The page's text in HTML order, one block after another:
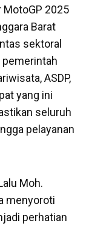
2025
Barat
sektoral
pemerintah
ASDP,
yang ini
seluruh
pelayanan
Moh.
menyoroti
perhatian